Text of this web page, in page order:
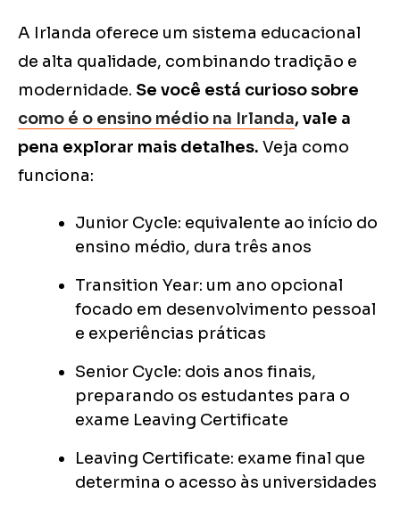
A Irlanda oferece um sistema educacional
de alta qualidade, combinando tradição e
modernidade. Se você está curioso sobre
como é o ensino médio na Irlanda, vale a
pena explorar mais detalhes. Veja como
funciona:
Junior Cycle: equivalente ao início do
ensino médio, dura três anos
Transition Year: um ano opcional
focado em desenvolvimento pessoal
e experiências práticas
Senior Cycle: dois anos finais,
preparando os estudantes para o
exame Leaving Certificate
Leaving Certificate: exame final que
determina o acesso às universidades